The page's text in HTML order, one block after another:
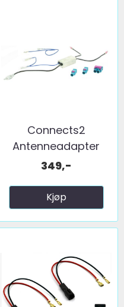
Connects2
Antenneadapter
(FM) 2 x fakra ...
349,-
Kjøp